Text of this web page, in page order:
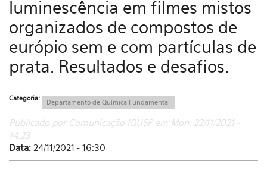
luminescência em filmes mistos
organizados de compostos de
európio sem e com partículas de
prata. Resultados e desafios.
Categoria: Departamento de Química Fundamental
Publicado por Comunicação IQUSP em Mon, 22/11/2021 -
14:23
Data: 24/11/2021 - 16:30